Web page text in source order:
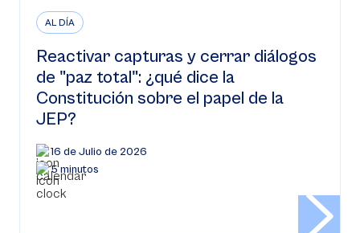
AL DÍA
Reactivar capturas y cerrar diálogos
de "paz total": ¿qué dice la
Constitución sobre el papel de la
JEP?
16 de Julio de 2026
5 minutos